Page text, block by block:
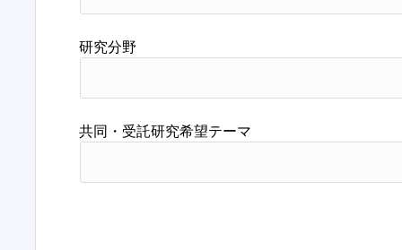
研究分野
共同・受託研究希望テーマ